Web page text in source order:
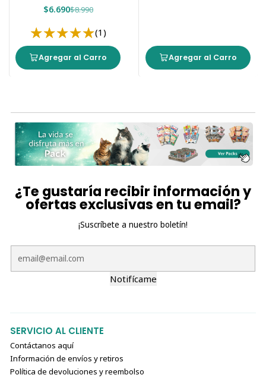
$6.690$8.990
(1)
Agregar al Carro Agregar al Carro
¿Te gustaría recibir información y
ofertas exclusivas en tu email?
¡Suscríbete a nuestro boletín!
Notifícame
SERVICIO AL CLIENTE
Contáctanos aquí
Información de envíos y retiros
Política de devoluciones y reembolso